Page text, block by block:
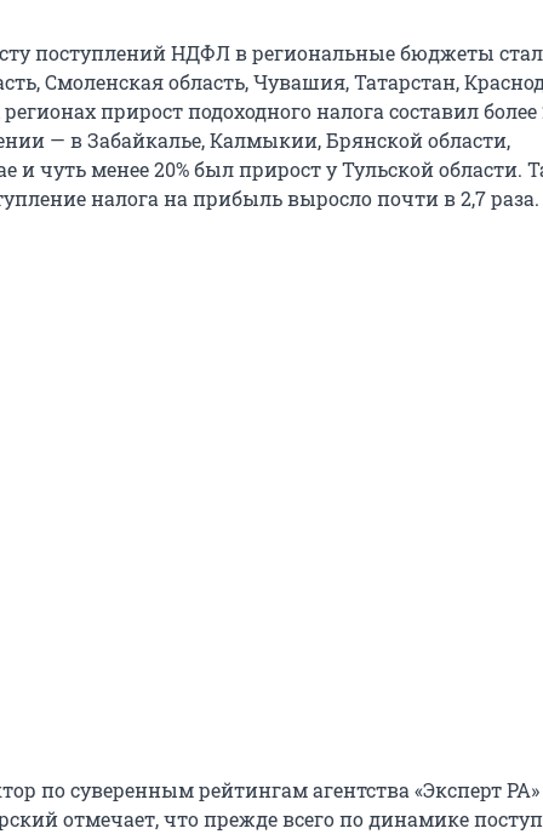
поступлений НДФЛ в региональные бюджеты
Смоленская область, Чувашия, Татарстан,
прирост подоходного налога составил более
— в Забайкалье, Калмыкии, Брянской области,
и чуть менее 20% был прирост у Тульской области.
налога на прибыль выросло почти в 2,7 раза.
по суверенным рейтингам агентства «Эксперт РА»
отмечает, что прежде всего по динамике